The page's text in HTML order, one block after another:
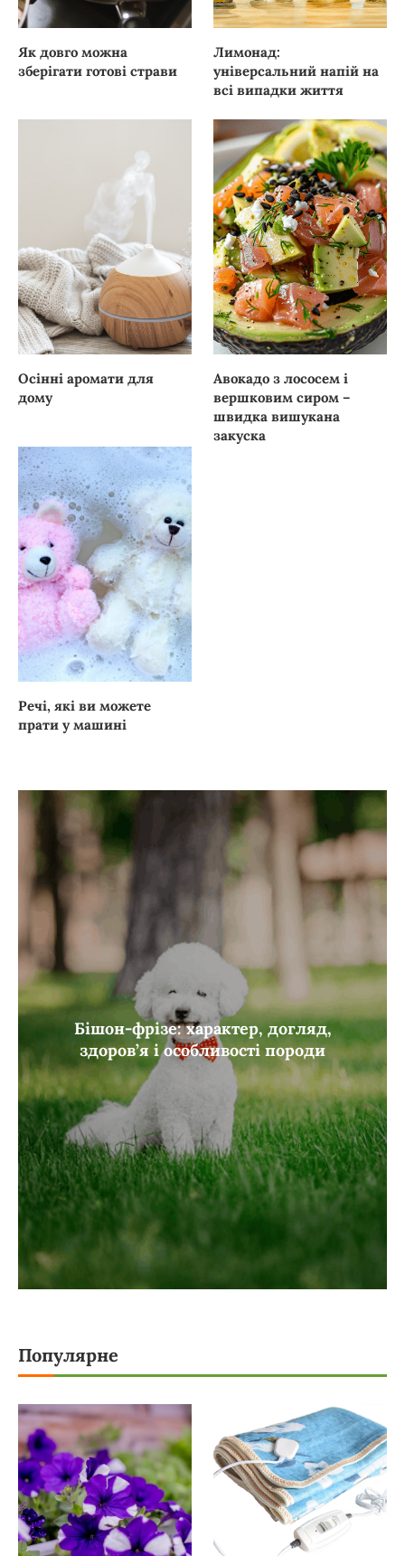
Як довго можна
зберігати готові страви
Лимонад:
універсальний напій на
всі випадки життя
Осінні аромати для
дому
Авокадо з лососем і
вершковим сиром –
швидка вишукана
закуска
Речі, які ви можете
прати у машині
Бішон-фрізе: характер, догляд,
здоров’я і особливості породи
Популярне